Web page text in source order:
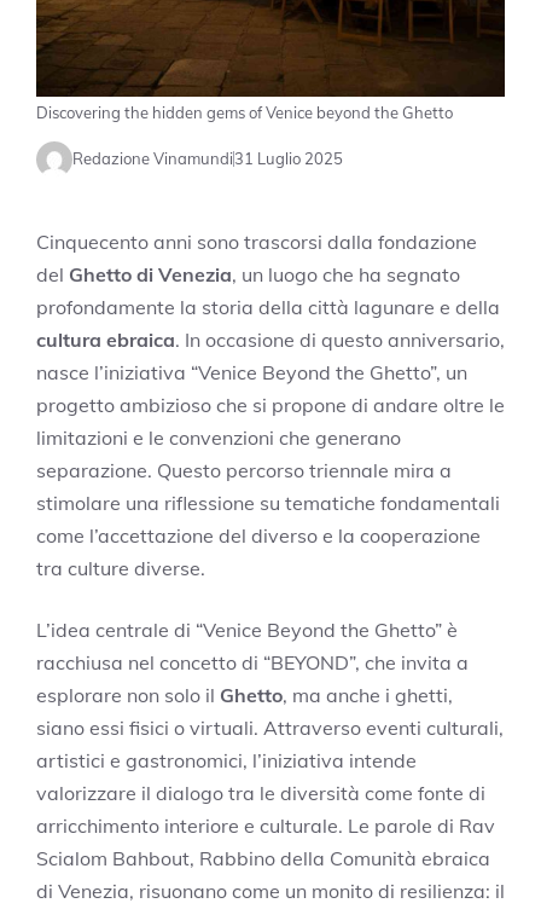
Discovering the hidden gems of Venice beyond the Ghetto
Redazione Vinamundi31 Luglio 2025
Cinquecento anni sono trascorsi dalla fondazione
del Ghetto di Venezia, un luogo che ha segnato
profondamente la storia della città lagunare e della
cultura ebraica. In occasione di questo anniversario,
nasce l’iniziativa “Venice Beyond the Ghetto”, un
progetto ambizioso che si propone di andare oltre le
limitazioni e le convenzioni che generano
separazione. Questo percorso triennale mira a
stimolare una riflessione su tematiche fondamentali
come l’accettazione del diverso e la cooperazione
tra culture diverse.
L’idea centrale di “Venice Beyond the Ghetto” è
racchiusa nel concetto di “BEYOND”, che invita a
esplorare non solo il Ghetto, ma anche i ghetti,
siano essi fisici o virtuali. Attraverso eventi culturali,
artistici e gastronomici, l’iniziativa intende
valorizzare il dialogo tra le diversità come fonte di
arricchimento interiore e culturale. Le parole di Rav
Scialom Bahbout, Rabbino della Comunità ebraica
di Venezia, risuonano come un monito di resilienza: il